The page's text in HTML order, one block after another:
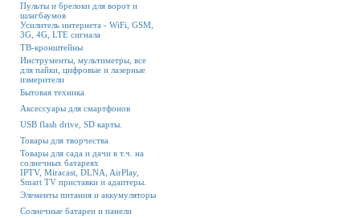
Пульты и брелоки для ворот и
шлагбаумов
Усилитель интернета - WiFi, GSM,
3G, 4G, LTE сигнала
ТВ-кронштейны
Инструменты, мультиметры, все
для пайки, цифровые и лазерные
измерители
Бытовая техника
Аксессуары для смартфонов
USB flash drive, SD карты.
Товары для творчества
Товары для сада и дачи в т.ч. на
солнечных батареях
IPTV, Miracast, DLNA, AirPlay,
Smart TV приставки и адаптеры.
Элементы питания и аккумуляторы
Солнечные батареи и панели